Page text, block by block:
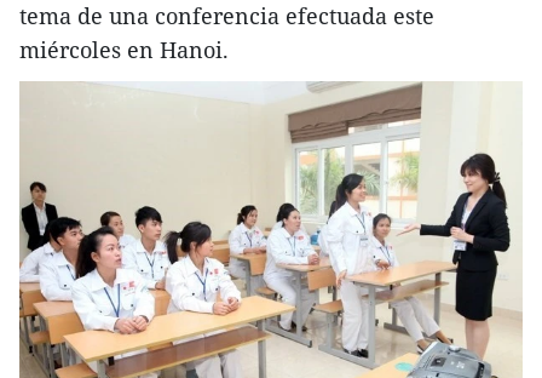
tema de una conferencia efectuada este
miércoles en Hanoi.